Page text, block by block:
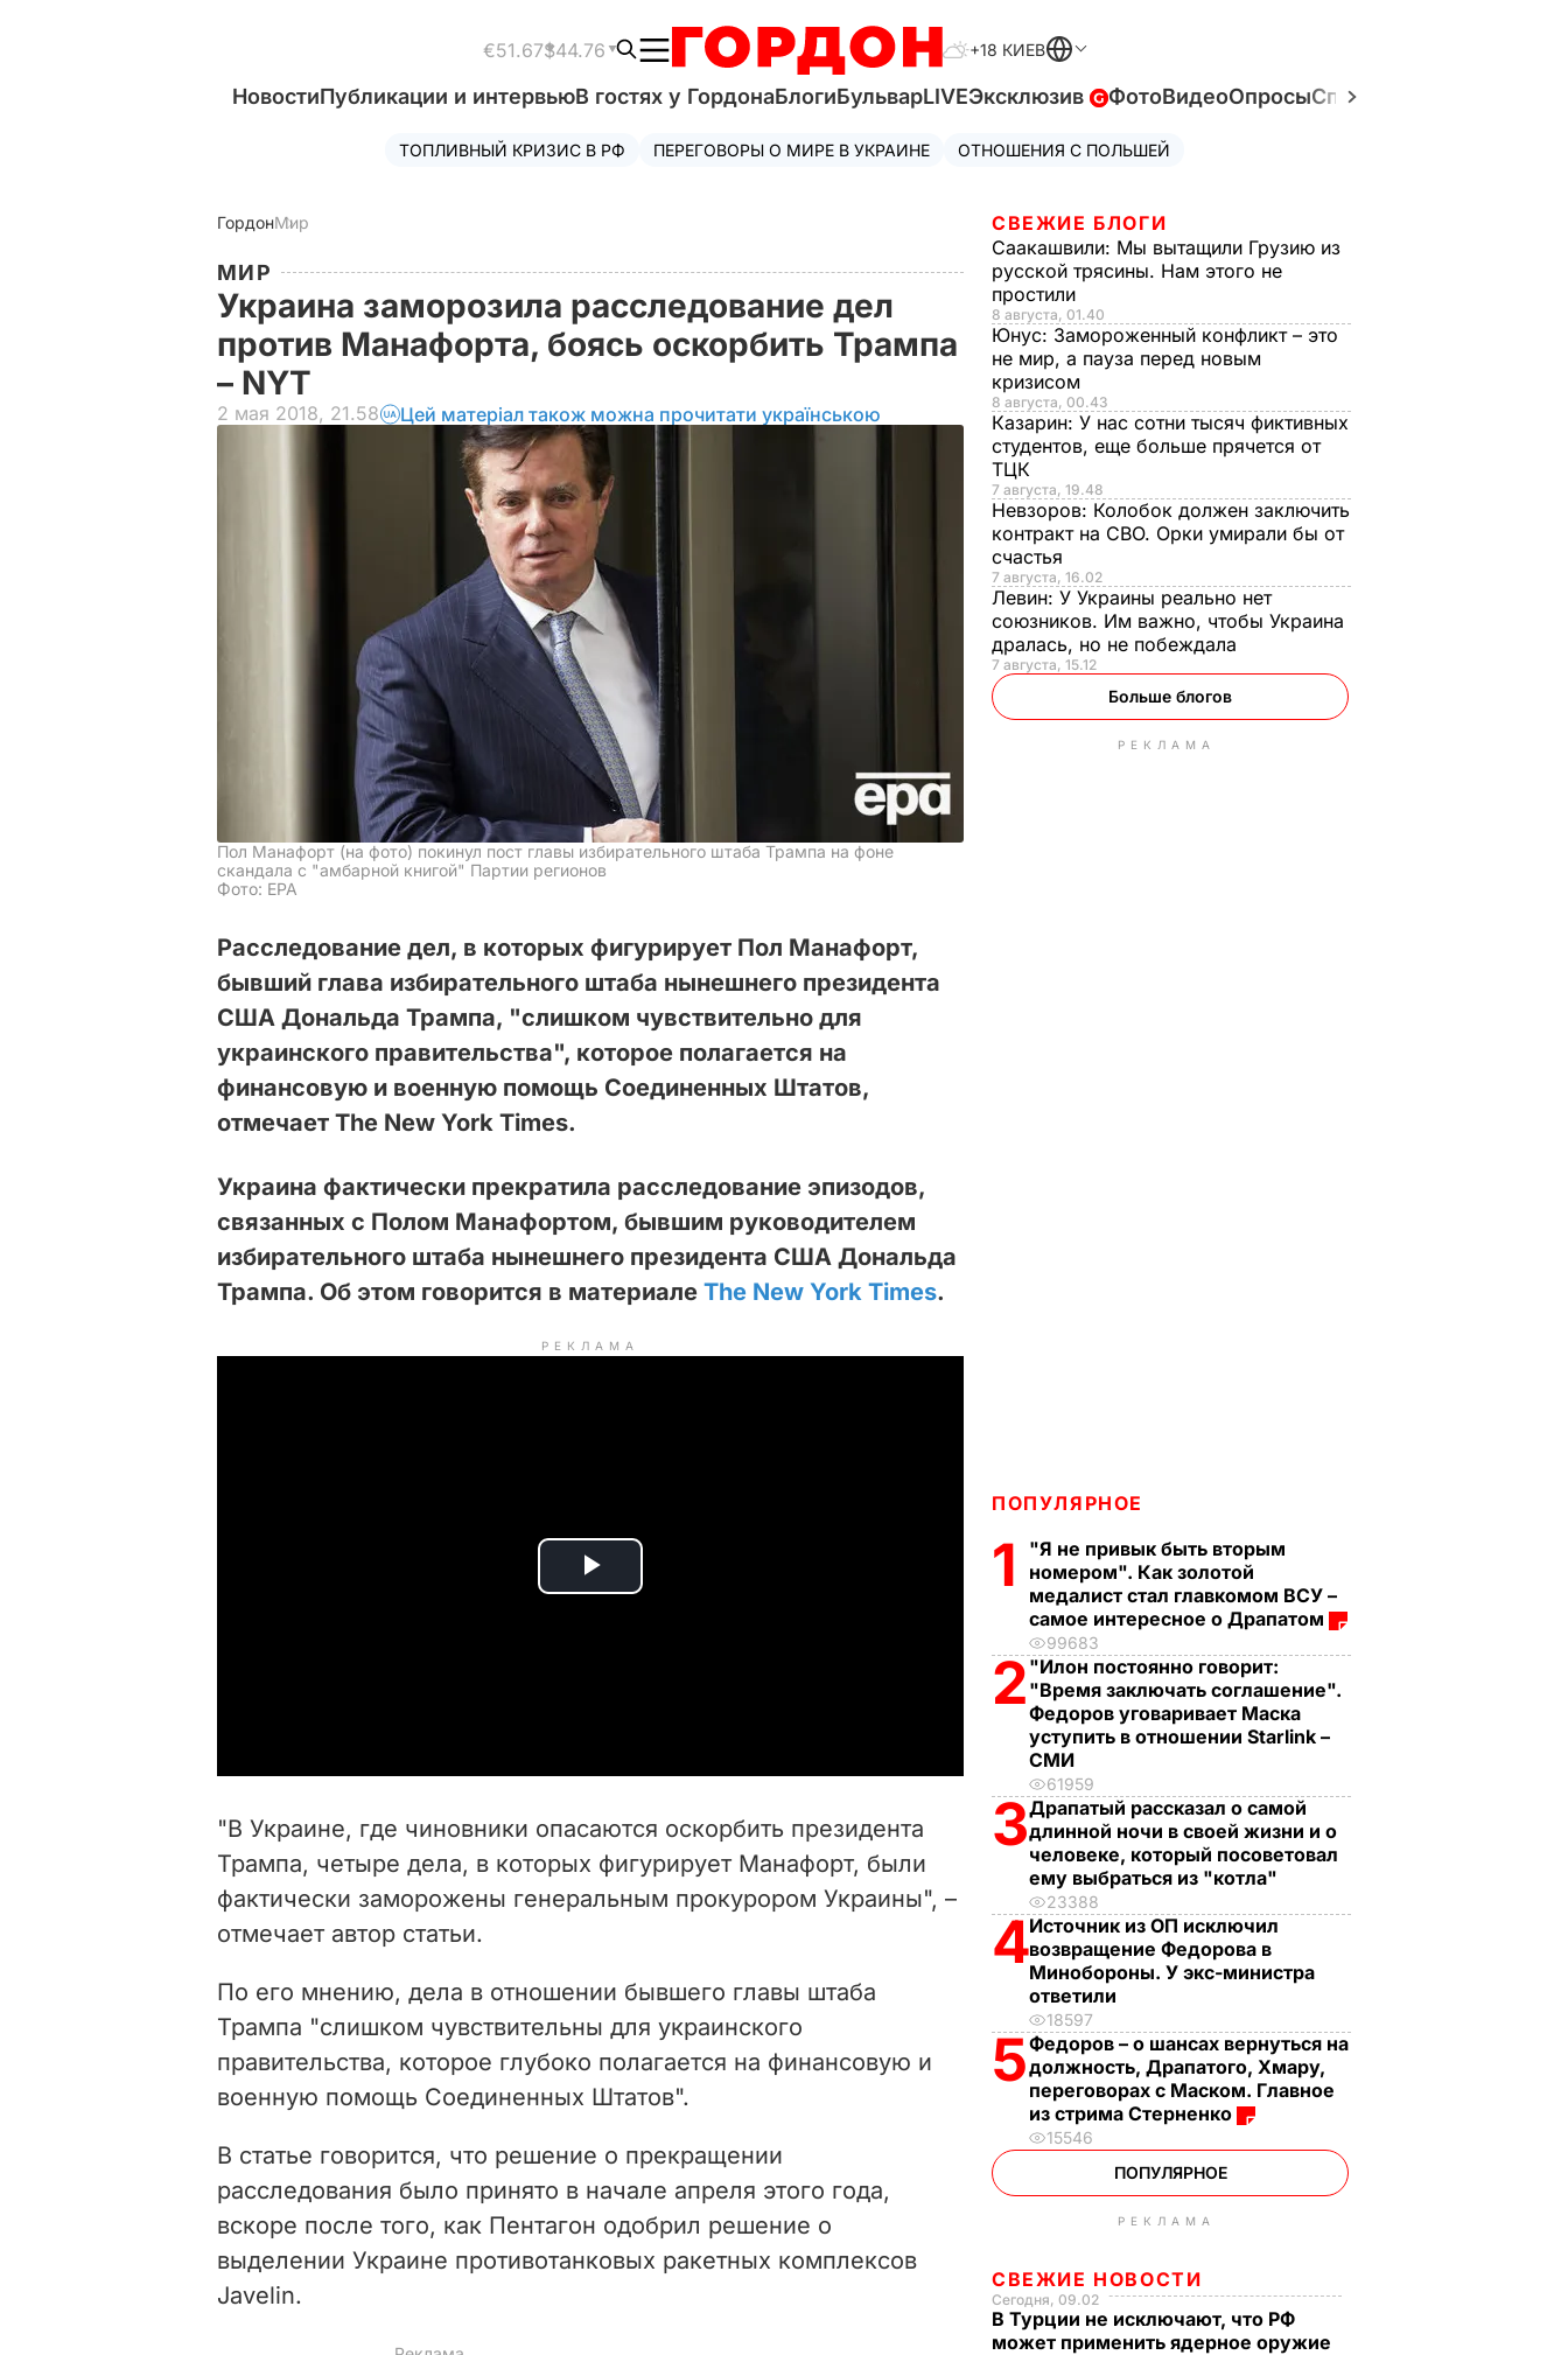
€51.67$44.76 +18 КИЕВ
НовостиПубликации и интервьюВ гостях у ГордонаБлогиБульварLIVEЭксклюзив ФотоВидеоОпросыСпецпроекты
ТОПЛИВНЫЙ КРИЗИС В РФ ПЕРЕГОВОРЫ О МИРЕ В УКРАИНЕ ОТНОШЕНИЯ С ПОЛЬШЕЙ
ГордонМир
МИР
Украина заморозила расследование дел
против Манафорта, боясь оскорбить Трампа
– NYT
2 мая 2018, 21.58 Цей матеріал також можна прочитати українською
Пол Манафорт (на фото) покинул пост главы избирательного штаба Трампа на фоне
скандала с "амбарной книгой" Партии регионов
Фото: EPA
Расследование дел, в которых фигурирует Пол Манафорт,
бывший глава избирательного штаба нынешнего президента
США Дональда Трампа, "слишком чувствительно для
украинского правительства", которое полагается на
финансовую и военную помощь Соединенных Штатов,
отмечает The New York Times.
Украина фактически прекратила расследование эпизодов,
связанных с Полом Манафортом, бывшим руководителем
избирательного штаба нынешнего президента США Дональда
Трампа. Об этом говорится в материале The New York Times.
РЕКЛАМА
P
d
o
"В Украине, где чиновники опасаются оскорбить президента
Трампа, четыре дела, в которых фигурирует Манафорт, были
фактически заморожены генеральным прокурором Украины", –
отмечает автор статьи.
По его мнению, дела в отношении бывшего главы штаба
Трампа "слишком чувствительны для украинского
правительства, которое глубоко полагается на финансовую и
военную помощь Соединенных Штатов".
В статье говорится, что решение о прекращении
расследования было принято в начале апреля этого года,
вскоре после того, как Пентагон одобрил решение о
выделении Украине противотанковых ракетных комплексов
Javelin.
СВЕЖИЕ БЛОГИ
Саакашвили: Мы вытащили Грузию из
русской трясины. Нам этого не
простили
8 августа, 01.40
Юнус: Замороженный конфликт – это
не мир, а пауза перед новым
кризисом
8 августа, 00.43
Казарин: У нас сотни тысяч фиктивных
студентов, еще больше прячется от
ТЦК
7 августа, 19.48
Невзоров: Колобок должен заключить
контракт на СВО. Орки умирали бы от
счастья
7 августа, 16.02
Левин: У Украины реально нет
союзников. Им важно, чтобы Украина
дралась, но не побеждала
7 августа, 15.12
Больше блогов
РЕКЛАМА
ПОПУЛЯРНОЕ
1
"Я не привык быть вторым
номером". Как золотой
медалист стал главкомом ВСУ –
самое интересное о Драпатом
99683
2 "Илон постоянно говорит:
"Время заключать соглашение".
Федоров уговаривает Маска
уступить в отношении Starlink –
СМИ
61959
3Драпатый рассказал о самой
длинной ночи в своей жизни и о
человеке, который посоветовал
ему выбраться из "котла"
23388
4Источник из ОП исключил
возвращение Федорова в
Минобороны. У экс-министра
ответили
18597
5Федоров – о шансах вернуться на
должность, Драпатого, Хмару,
переговорах с Маском. Главное
из стрима Стерненко
15546
ПОПУЛЯРНОЕ
РЕКЛАМА
СВЕЖИЕ НОВОСТИ
Сегодня, 09.02
В Турции не исключают, что РФ
может применить ядерное оружие